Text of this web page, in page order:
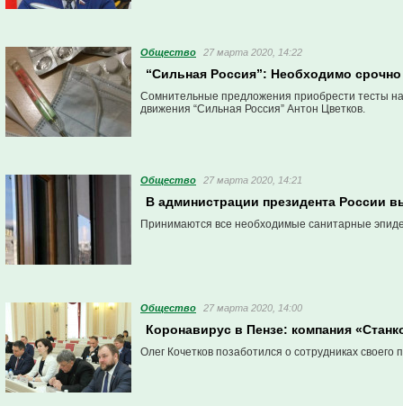
Общество 27 марта 2020, 14:22
“Сильная Россия”: Необходимо
Сомнительные предложения приобрести тесты
движения “Сильная Россия” Антон Цветков.
Общество 27 марта 2020, 14:21
В администрации президента России
Принимаются все необходимые санитарные
Общество 27 марта 2020, 14:00
Коронавирус в Пензе: компания
Олег Кочетков позаботился о сотрудниках своего